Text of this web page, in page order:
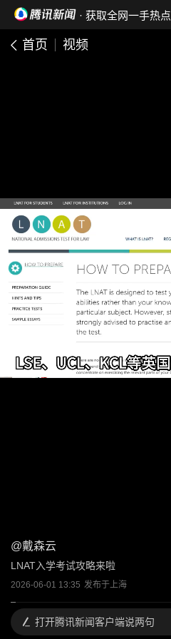
· 获取全网一手热点
首页 视频
@戴森云
LNAT入学考试攻略来啦
2026-06-01 13:35 发布于上海
打开腾讯新闻客户端说两句